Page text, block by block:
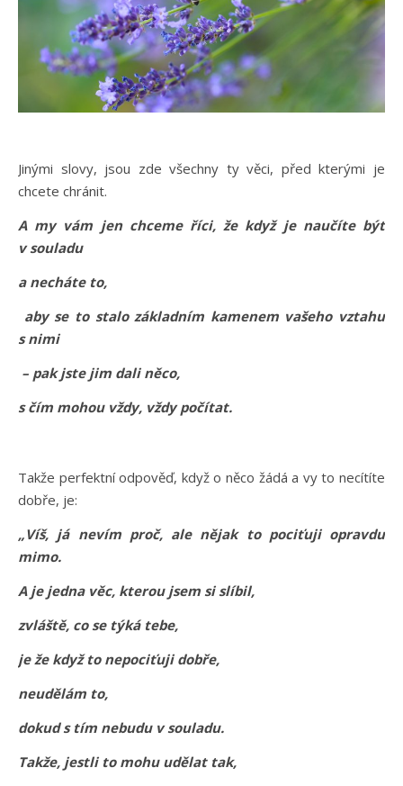
Jinými slovy, jsou zde všechny ty věci, před kterými je
chcete chránit.
A my vám jen chceme říci, že když je naučíte být
v souladu
a necháte to,
aby se to stalo základním kamenem vašeho vztahu
s nimi
– pak jste jim dali něco,
s čím mohou vždy, vždy počítat.
Takže perfektní odpověď, když o něco žádá a vy to necítíte
dobře, je:
„Víš, já nevím proč, ale nějak to pociťuji opravdu
mimo.
A je jedna věc, kterou jsem si slíbil,
zvláště, co se týká tebe,
je že když to nepociťuji dobře,
neudělám to,
dokud s tím nebudu v souladu.
Takže, jestli to mohu udělat tak,